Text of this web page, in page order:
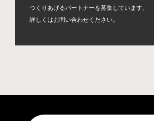
つくりあげるパートナーを募集しています。
詳しくはお問い合わせください。